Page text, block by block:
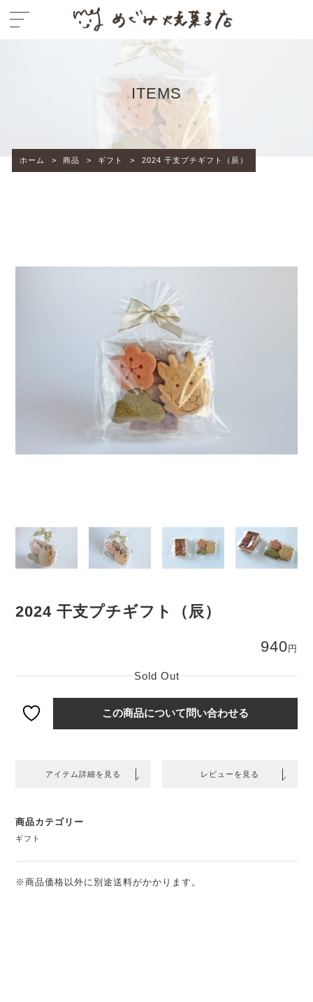
ITEMS
ホーム > 商品 > ギフト > 2024 干支プチギフト（辰）
2024 干支プチギフト（辰）
940 円
Sold Out
この商品について問い合わせる
アイテム詳細を見る レビューを見る
商品カテゴリー
ギフト
※商品価格以外に別途送料がかかります。